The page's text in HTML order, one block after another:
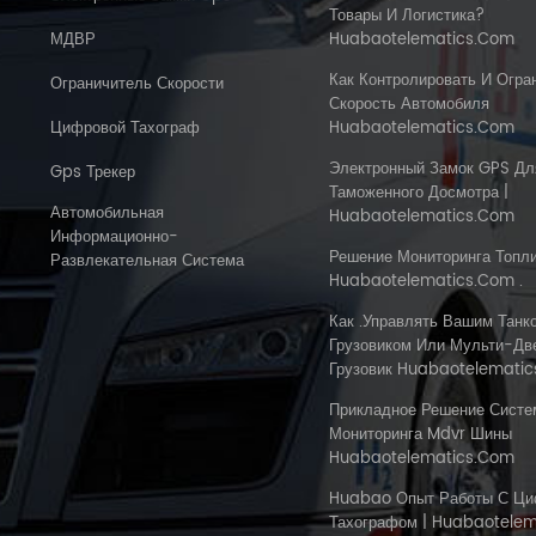
МДВР
Ограничитель Скорости
Цифровой Тахограф
Gps Трекер
Автомобильная
Информационно-
Развлекательная Система
Товары И Логистика?
Huabaotelematics.com
Как Контролировать И
Скорость Автомобиля
Huabaotelematics.com
Электронный Замок GPS
Таможенного Досмотра |
Huabaotelematics.com
Решение Мониторинга
Huabaotelematics.com .
Как .управлять Вашим
Грузовиком Или Мульти-
Грузовик
Прикладное Решение
Мониторинга Mdvr Шины
Huabaotelematics.com
Huabao Опыт Работы С
Тахографом |